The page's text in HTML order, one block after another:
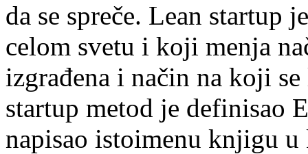
da se spreče. Lean startup
celom svetu i koji menja
izgrađena i način na koji
startup metod je definisao
napisao istoimenu knjigu